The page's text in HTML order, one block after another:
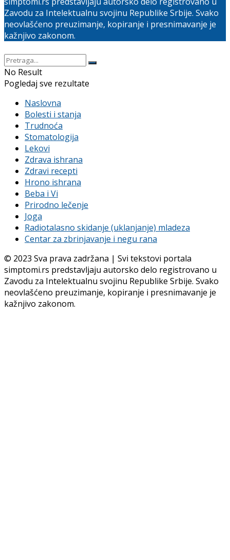
Zavodu za Intelektualnu svojinu Republike Srbije. Svako
neovlašćeno preuzimanje, kopiranje i presnimavanje je
kažnjivo zakonom.
No Result
Pogledaj sve rezultate
Naslovna
Bolesti i stanja
Trudnoća
Stomatologija
Lekovi
Zdrava ishrana
Zdravi recepti
Hrono ishrana
Beba i Vi
Prirodno lečenje
Joga
Radiotalasno skidanje (uklanjanje) mladeza
Centar za zbrinjavanje i negu rana
© 2023 Sva prava zadržana | Svi tekstovi portala
simptomi.rs predstavljaju autorsko delo registrovano u
Zavodu za Intelektualnu svojinu Republike Srbije. Svako
neovlašćeno preuzimanje, kopiranje i presnimavanje je
kažnjivo zakonom.